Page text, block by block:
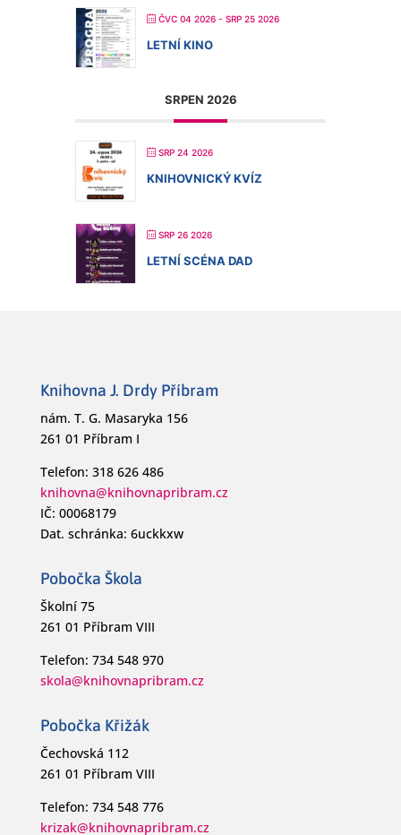
ČVC 04 2026 - SRP 25 2026
LETNÍ KINO
SRPEN 2026
SRP 24 2026
KNIHOVNICKÝ KVÍZ
SRP 26 2026
LETNÍ SCÉNA DAD
Knihovna J. Drdy Příbram
nám. T. G. Masaryka 156
261 01 Příbram I
Telefon: 318 626 486
knihovna@knihovnapribram.cz
IČ: 00068179
Dat. schránka: 6uckkxw
Pobočka Škola
Školní 75
261 01 Příbram VIII
Telefon: 734 548 970
skola@knihovnapribram.cz
Pobočka Křižák
Čechovská 112
261 01 Příbram VIII
Telefon: 734 548 776
krizak@knihovnapribram.cz